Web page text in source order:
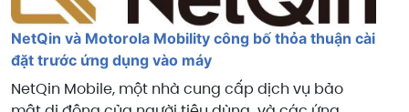
NetQin và Motorola Mobility công bố thỏa thuận cài
đặt trước ứng dụng vào máy
NetQin Mobile, một nhà cung cấp dịch vụ bảo